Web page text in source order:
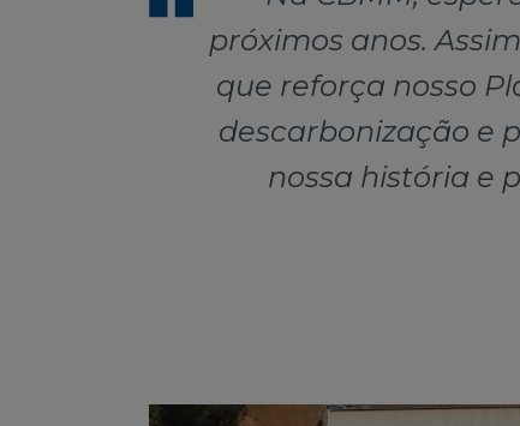
próximos anos.
que reforça nosso
descarbonização e
nossa história e